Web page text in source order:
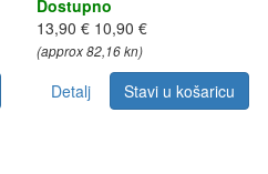
Dostupno
13,90 € 10,90 €
(approx 82,16 kn)
Detalj
Stavi u košaricu